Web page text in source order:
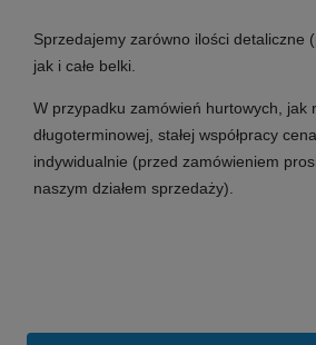
Sprzedajemy zarówno ilości detaliczne
jak i całe belki.
W przypadku zamówień hurtowych, jak
długoterminowej, stałej współpracy
indywidualnie (przed zamówieniem
naszym działem sprzedaży).